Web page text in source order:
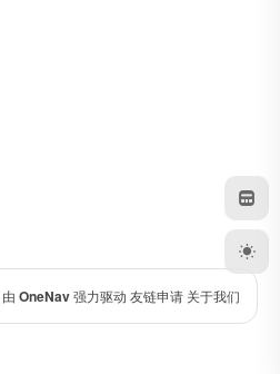
由 OneNav强力驱动 友链申请 关于我们